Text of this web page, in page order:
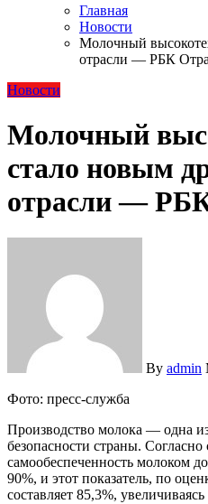
Главная
Новости
Молочный
отрасли — РБК
Новости
Молочный
стало новым
отрасли —
By admin
Фото: пресс-служба
Производство молока — одна
безопасности страны.
самообеспеченность молоком
90%, и этот показатель, по
составляет 85,3%, увеличиваясь